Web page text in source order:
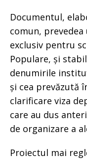
Documentul,
comun,
exclusiv pentru
Populare, și
denumirile
și cea prevăzută
clarificare viza
care au dus
de organizare a
Proiectul mai